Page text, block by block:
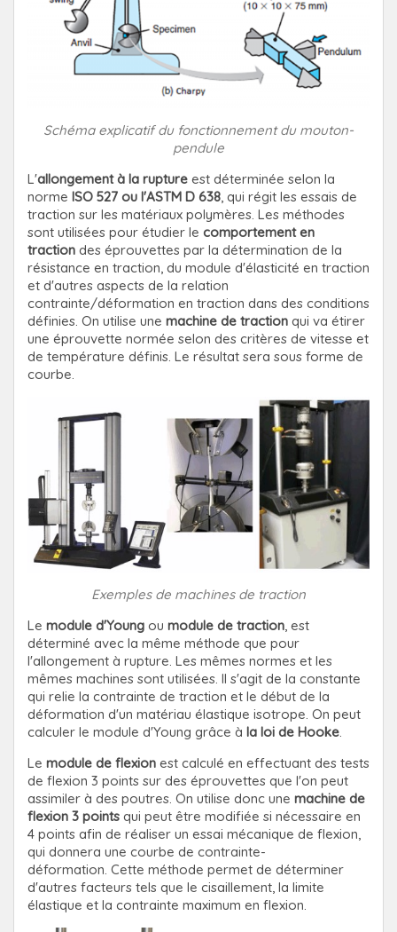
Schéma explicatif du fonctionnement du mouton-
pendule
L'allongement à la rupture est déterminée selon la
norme ISO 527 ou l'ASTM D 638 , qui régit les essais de
traction sur les matériaux polymères. Les méthodes
sont utilisées pour étudier le comportement en
traction des éprouvettes par la détermination de la
résistance en traction, du module d'élasticité en traction
et d'autres aspects de la relation
contrainte/déformation en traction dans des conditions
définies. On utilise une machine de traction qui va étirer
une éprouvette normée selon des critères de vitesse et
de température définis. Le résultat sera sous forme de
courbe.
Exemples de machines de traction
Le module d'Young ou module de traction, est
déterminé avec la même méthode que pour
l'allongement à rupture. Les mêmes normes et les
mêmes machines sont utilisées. Il s'agit de la constante
qui relie la contrainte de traction et le début de la
déformation d'un matériau élastique isotrope. On peut
calculer le module d'Young grâce à la loi de Hooke.
Le module de flexion est calculé en effectuant des tests
de flexion 3 points sur des éprouvettes que l'on peut
assimiler à des poutres. On utilise donc une machine de
flexion 3 points qui peut être modifiée si nécessaire en
4 points afin de réaliser un essai mécanique de flexion,
qui donnera une courbe de contrainte-
déformation. Cette méthode permet de déterminer
d'autres facteurs tels que le cisaillement, la limite
élastique et la contrainte maximum en flexion.